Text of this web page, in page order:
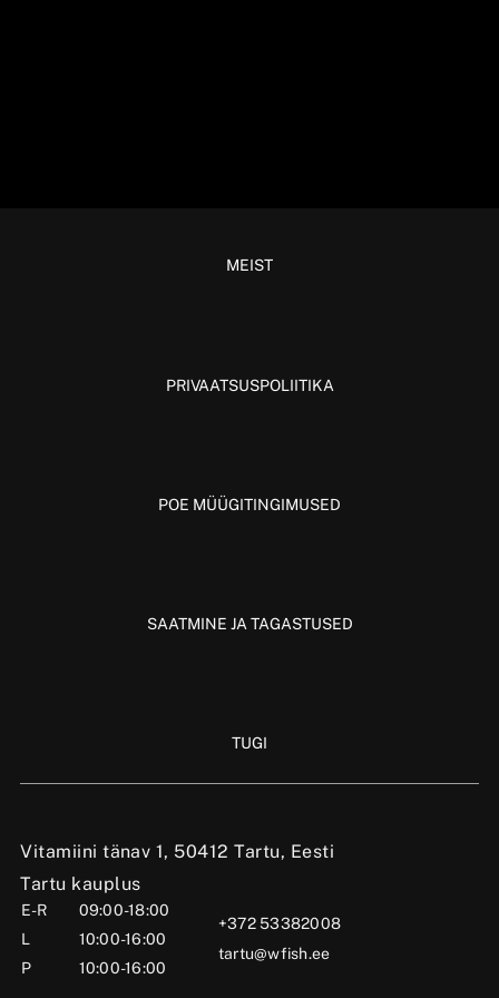
Vitamiini tänav 1, 50412 Tartu, Eesti
Tartu kauplus
E-R
09:00-18:00
L
10:00-16:00
P
10:00-16:00
+372 53382008
tartu@wfish.ee
MEIST
PRIVAATSUSPOLIITIKA
POE MÜÜGITINGIMUSED
SAATMINE JA TAGASTUSED
TUGI